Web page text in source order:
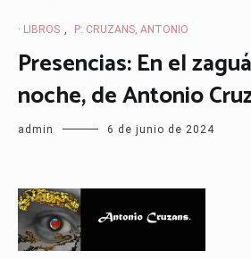
· LIBROS , P: CRUZANS, ANTONIO
Presencias: En el
noche, de Antonio
admin 6 de junio de 2024